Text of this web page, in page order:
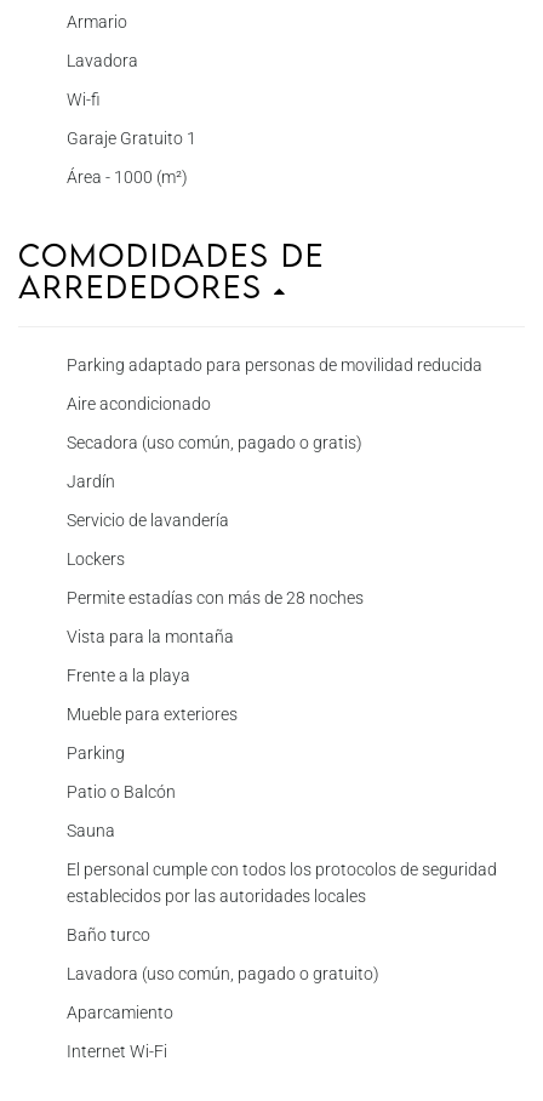
Armario
Lavadora
Wi-fi
Garaje Gratuito 1
Área - 1000 (m²)
Comodidades de
Arrededores
Parking adaptado para personas de movilidad reducida
Aire acondicionado
Secadora (uso común, pagado o gratis)
Jardín
Servicio de lavandería
Lockers
Permite estadías con más de 28 noches
Vista para la montaña
Frente a la playa
Mueble para exteriores
Parking
Patio o Balcón
Sauna
El personal cumple con todos los protocolos de seguridad
establecidos por las autoridades locales
Baño turco
Lavadora (uso común, pagado o gratuito)
Aparcamiento
Internet Wi-Fi